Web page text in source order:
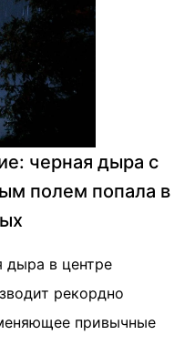
черная дыра с
полем попала в
дыра в центре
рекордно
привычные